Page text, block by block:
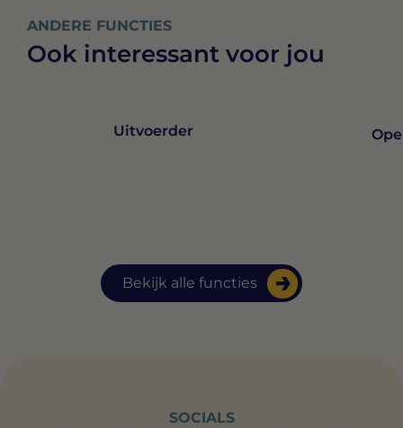
ANDERE FUNCTIES
Ook interessant voor jou
Bekijk alle functies
Uitvoerder
SOCIALS